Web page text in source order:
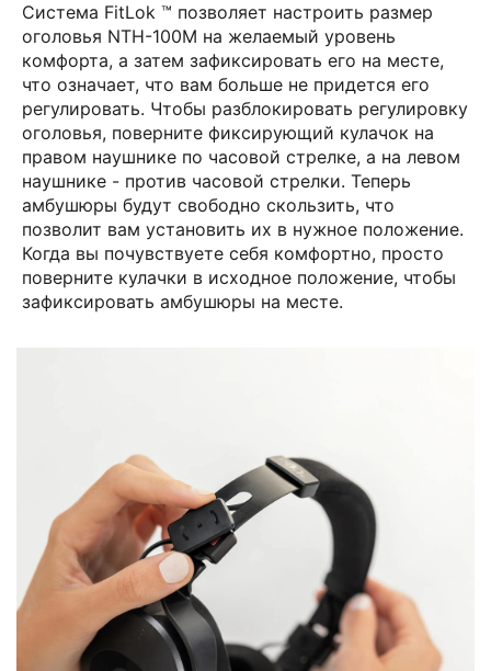
Система FitLok ™ позволяет настроить размер
оголовья NTH-100M на желаемый уровень
комфорта, а затем зафиксировать его на месте,
что означает, что вам больше не придется его
регулировать. Чтобы разблокировать регулировку
оголовья, поверните фиксирующий кулачок на
правом наушнике по часовой стрелке, а на левом
наушнике - против часовой стрелки. Теперь
амбушюры будут свободно скользить, что
позволит вам установить их в нужное положение.
Когда вы почувствуете себя комфортно, просто
поверните кулачки в исходное положение, чтобы
зафиксировать амбушюры на месте.